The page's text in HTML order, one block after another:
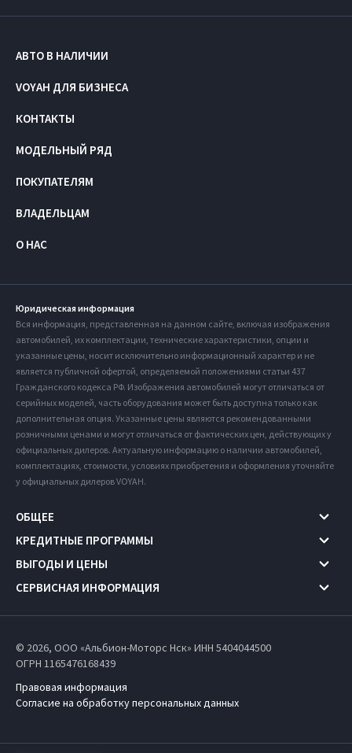
АВТО В НАЛИЧИИ
VOYAH ДЛЯ БИЗНЕСА
КОНТАКТЫ
МОДЕЛЬНЫЙ РЯД
ПОКУПАТЕЛЯМ
ВЛАДЕЛЬЦАМ
О НАС
Юридическая информация
Вся информация, представленная на данном сайте, включая изображения
автомобилей, их комплектации, технические характеристики, опции и
указанные цены, носит исключительно информационный характер и не
является публичной офертой, определяемой положениями статьи 437
Гражданского кодекса РФ. Изображения автомобилей могут отличаться от
серийных моделей, часть оборудования может быть доступна только как
дополнительная опция. Указанные цены являются рекомендованными
розничными ценами и могут отличаться от фактических цен, действующих у
официальных дилеров. Актуальную информацию о наличии автомобилей,
комплектациях, стоимости, условиях приобретения и оформления уточняйте
у официальных дилеров VOYAH.
ОБЩЕЕ
КРЕДИТНЫЕ ПРОГРАММЫ
ВЫГОДЫ И ЦЕНЫ
СЕРВИСНАЯ ИНФОРМАЦИЯ
© 2026, ООО «Альбион-Моторс Нск» ИНН 5404044500
ОГРН 1165476168439
Правовая информация
Согласие на обработку персональных данных